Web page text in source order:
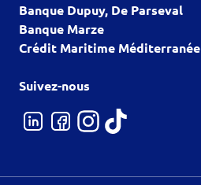
Banque Dupuy, De Parseval
Banque Marze
Crédit Maritime Méditerranée
Suivez-nous